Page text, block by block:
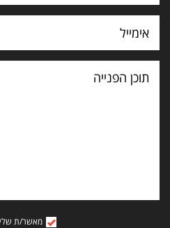
תוכן
הפנייה
מאשר/ת